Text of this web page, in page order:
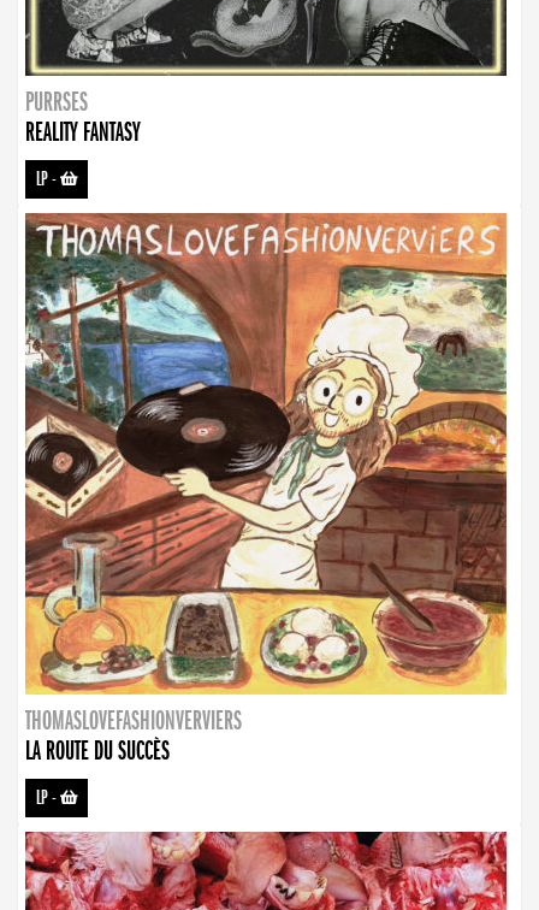
PURRSES
REALITY FANTASY
LP-
THOMASLOVEFASHIONVERVIERS
LA ROUTE DU SUCCÈS
LP-